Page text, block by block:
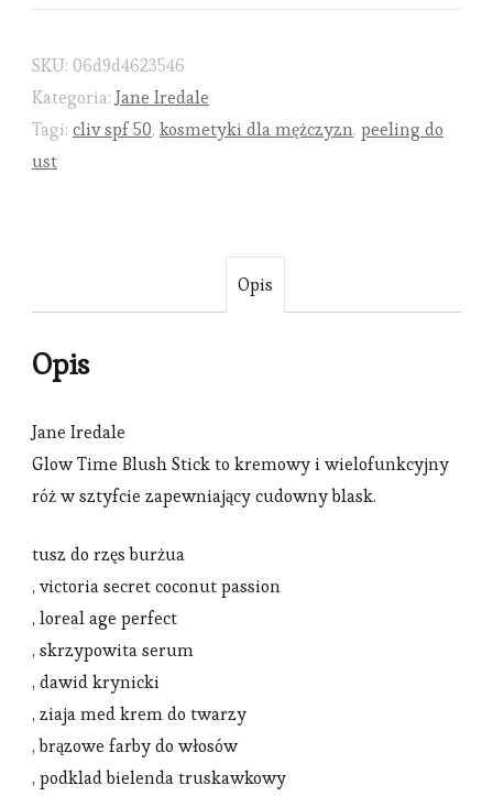
SKU: 06d9d4623546
Kategoria: Jane Iredale
Tagi: cliv spf 50, kosmetyki dla mężczyzn, peeling do
ust
Opis
Opis
Jane Iredale
Glow Time Blush Stick to kremowy i wielofunkcyjny
róż w sztyfcie zapewniający cudowny blask.
tusz do rzęs burżua
, victoria secret coconut passion
, loreal age perfect
, skrzypowita serum
, dawid krynicki
, ziaja med krem do twarzy
, brązowe farby do włosów
, podklad bielenda truskawkowy